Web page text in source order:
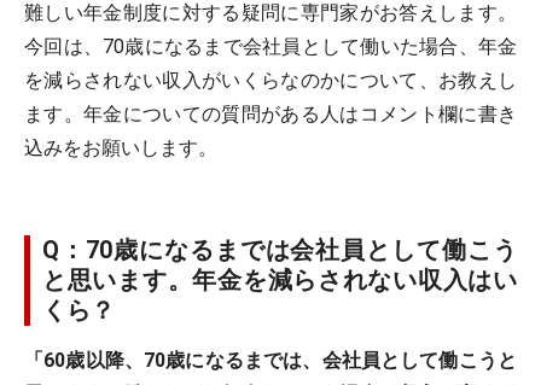
難しい年金制度に対する疑問に専門家がお答えします。
今回は、70歳になるまで会社員として働いた場合、年金
を減らされない収入がいくらなのかについて、お教えし
ます。年金についての質問がある人はコメント欄に書き
込みをお願いします。
Q：70歳になるまでは会社員として働こう
と思います。年金を減らされない収入はい
くら？
「60歳以降、70歳になるまでは、会社員として働こうと